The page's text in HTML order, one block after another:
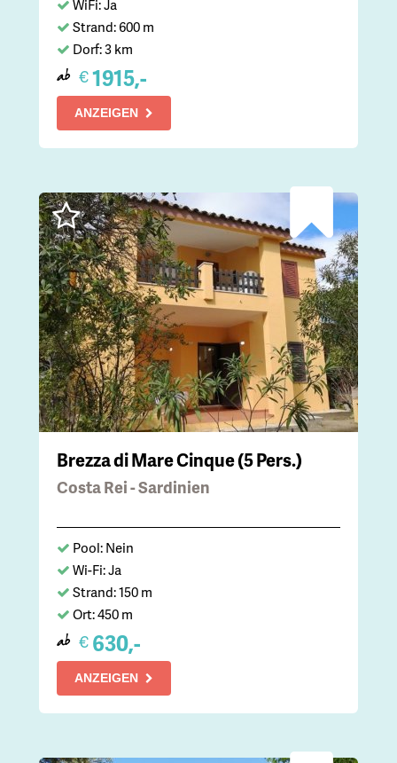
WiFi: Ja
Strand: 600 m
Dorf: 3 km
ab €1915,-
ANZEIGEN
Brezza di Mare Cinque (5 Pers.)
Costa Rei - Sardinien
Pool: Nein
Wi-Fi: Ja
Strand: 150 m
Ort: 450 m
ab € 630,-
ANZEIGEN